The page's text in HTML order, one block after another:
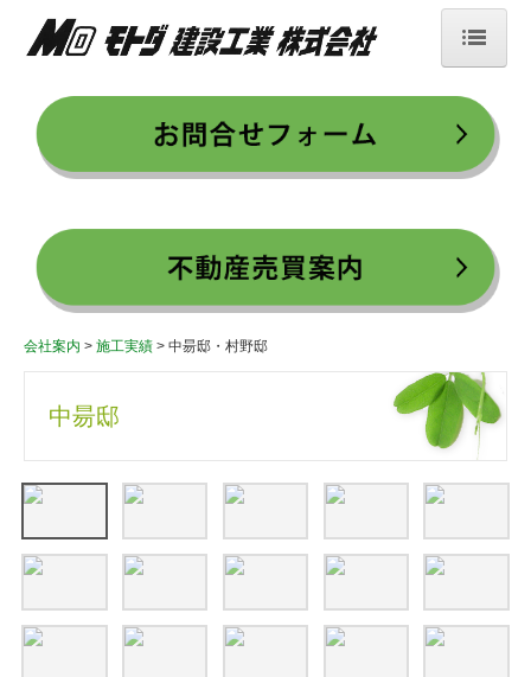
建築スケジュール
施工実績
新築住宅／住宅再生
代表挨拶
募集要項
会社案内 施工実績 中昜邸・村野邸
中昜邸